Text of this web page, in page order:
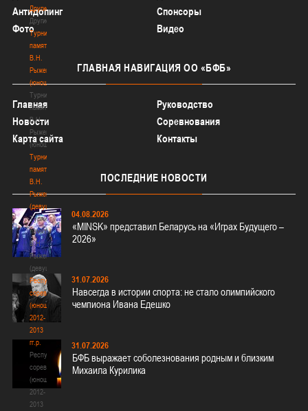
Другие
Другие
Турнир
памяти
В.Н.
Рыженкова
(юноши)
Турнир
памяти
В.Н.
Рыженкова
(юноши)
Турнир
памяти
В.Н.
Рыженкова
(девушки)
Турнир
памяти
В.Н.
Рыженкова
(девушки)
Республиканские
соревнования
(юноши)
2012-
2013
гг.р.
Республиканские
соревнования
(юноши)
2012-
2013
Антидопинг
Спонсоры
Фото
Видео
ГЛАВНАЯ НАВИГАЦИЯ ОО «БФБ»
Главная
Руководство
Новости
Соревнования
Карта сайта
Контакты
ПОСЛЕДНИЕ НОВОСТИ
04.08.2026
«MINSK» представил Беларусь на «Играх Будущего –
2026»
31.07.2026
Навсегда в истории спорта: не стало олимпийского
чемпиона Ивана Едешко
31.07.2026
БФБ выражает соболезнования родным и близким
Михаила Курилика